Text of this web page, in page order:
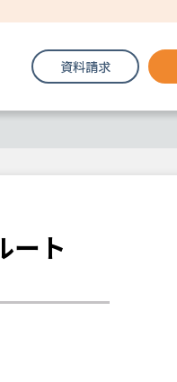
資料請求
ート